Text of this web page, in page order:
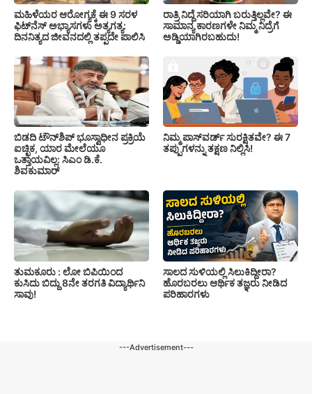
ಮಹಿಳೆಯರ ಆರೋಗ್ಯಕ್ಕೆ ಈ 9 ಸರಳ
ಫಿಟ್‌ನೆಸ್‌ ಅಭ್ಯಾಸಗಳು ಅತ್ಯಗತ್ಯ:
ದಿನನಿತ್ಯದ ಜೀವನದಲ್ಲಿ ತಪ್ಪದೇ ಪಾಲಿಸಿ
ರಾತ್ರಿ ನಿದ್ದೆ ಸರಿಯಾಗಿ ಬರುತ್ತಿಲ್ಲವೇ? ಈ
ಸಾಮಾನ್ಯ ಕಾರಣಗಳೇ ನಿಮ್ಮ ನಿದ್ರೆಗೆ
ಅಡ್ಡಿಯಾಗಿರಬಹುದು!
ಬಿಡದಿ ಟೌನ್‌ಶಿಪ್‌ ಭೂಸ್ವಾಧೀನ ಪ್ರಕ್ರಿಯೆ
ಐಚ್ಛಿಕ, ಯಾರ ಮೇಲೆಯೂ
ಒತ್ತಾಯವಿಲ್ಲ: ಸಿಎಂ ಡಿ.ಕೆ.
ಶಿವಕುಮಾರ್
ನಿಮ್ಮ ಪಾಸ್‌ವರ್ಡ್ ಸುರಕ್ಷಿತವೇ? ಈ 7
ತಪ್ಪುಗಳನ್ನು ತಕ್ಷಣ ನಿಲ್ಲಿಸಿ!
ತುಮಕೂರು : ಲೋ ಬಿಪಿಯಿಂದ
ಕುಸಿದು ಬಿದ್ದು 8ನೇ ತರಗತಿ ವಿದ್ಯಾರ್ಥಿನಿ
ಸಾವು!
ಸಾಲದ ಸುಳಿಯಲ್ಲಿ ಸಿಲುಕಿದ್ದೀರಾ?
ಹೊರಬರಲು ಆರ್ಥಿಕ ತಜ್ಞರು ನೀಡಿದ
ಪರಿಹಾರಗಳು
---Advertisement---